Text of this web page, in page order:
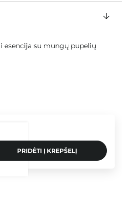
PRIDĖTI Į KREPŠELĮ
su mungų pupelių